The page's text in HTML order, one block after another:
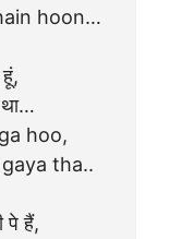
hoon…
था…
hoo,
tha..
पे हैं,